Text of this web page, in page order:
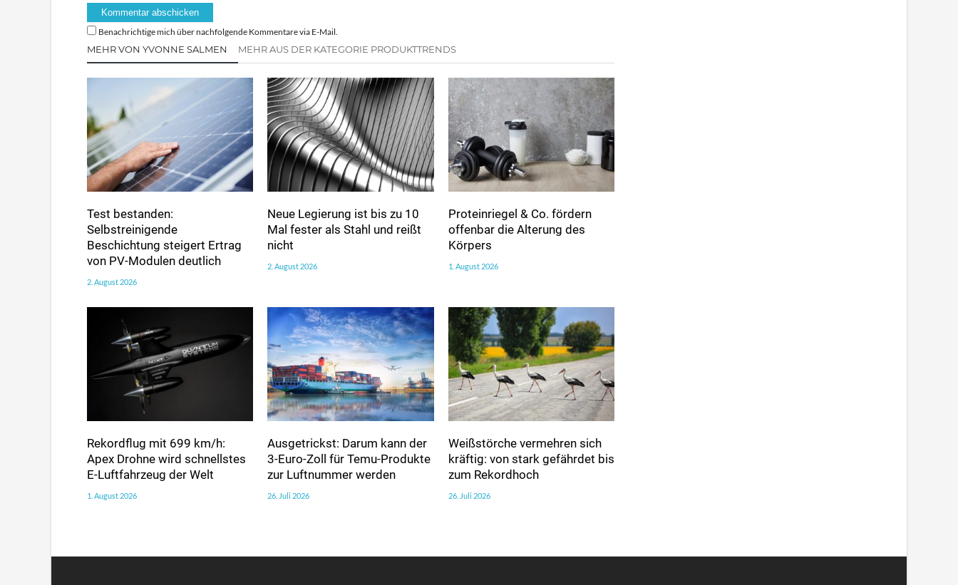
Benachrichtige mich über nachfolgende Kommentare via E-Mail.
MEHR VON YVONNE SALMEN MEHR AUS DER KATEGORIE PRODUKTTRENDS
Test bestanden:
Selbstreinigende
Beschichtung steigert Ertrag
von PV-Modulen deutlich
2. August 2026
Neue Legierung ist bis zu 10
Mal fester als Stahl und reißt
nicht
2. August 2026
Proteinriegel & Co. fördern
offenbar die Alterung des
Körpers
1. August 2026
Rekordflug mit 699 km/h:
Apex Drohne wird schnellstes
E-Luftfahrzeug der Welt
1. August 2026
Ausgetrickst: Darum kann der
3-Euro-Zoll für Temu-Produkte
zur Luftnummer werden
26. Juli 2026
Weißstörche vermehren sich
kräftig: von stark gefährdet bis
zum Rekordhoch
26. Juli 2026